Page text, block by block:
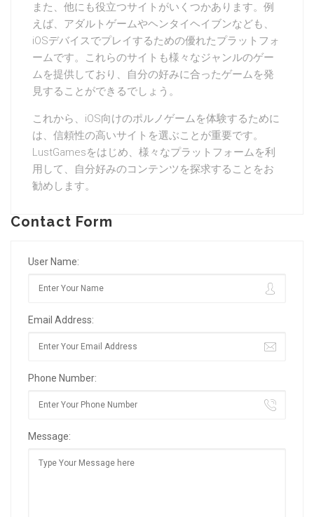
また、他にも役立つサイトがいくつかあります。例
えば、アダルトゲームやヘンタイヘイブンなども、
iOSデバイスでプレイするための優れたプラットフォ
ームです。これらのサイトも様々なジャンルのゲー
ムを提供しており、自分の好みに合ったゲームを発
見することができるでしょう。
これから、iOS向けのポルノゲームを体験するために
は、信頼性の高いサイトを選ぶことが重要です。
LustGamesをはじめ、様々なプラットフォームを利
用して、自分好みのコンテンツを探求することをお
勧めします。
Contact Form
User Name:
Email Address:
Phone Number:
Message: